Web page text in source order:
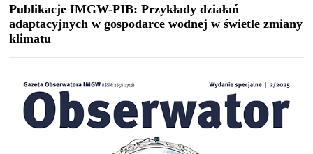
Publikacje IMGW-PIB: Przykłady działań
adaptacyjnych w gospodarce wodnej w świetle zmiany
klimatu